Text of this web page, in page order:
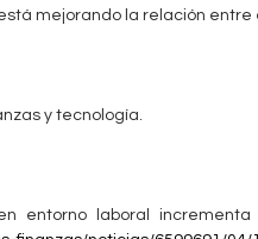
mejorando la relación entre
y tecnología.
entorno laboral incrementa